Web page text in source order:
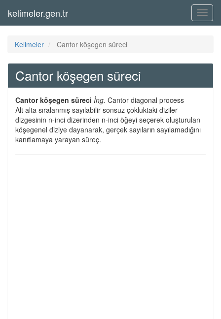
Menü
kelimeler.gen.tr
Kelimeler Cantor köşegen süreci
Cantor köşegen süreci
Cantor köşegen süreci İng. Cantor diagonal process
Alt alta sıralanmış sayılabilir sonsuz çokluktaki diziler
dizgesinin n-inci dizerinden n-inci öğeyi seçerek oluşturulan
köşegenel diziye dayanarak, gerçek sayıların sayılamadığını
kanıtlamaya yarayan süreç.